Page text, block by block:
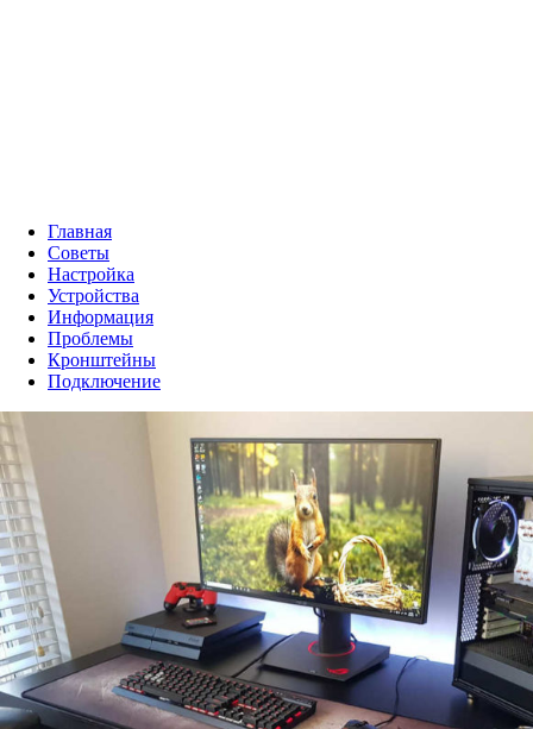
Главная
Советы
Настройка
Устройства
Информация
Проблемы
Кронштейны
Подключение